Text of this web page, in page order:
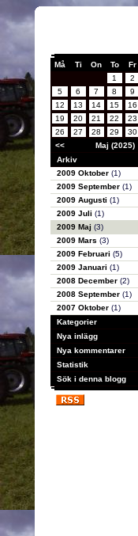
Må Ti On To Fr
1
2
5
6 7 8 9
12
13 14 15 16
19
20 21 22 23
26
27 28 29 30
<<
Maj (2025)
Arkiv
2009 Oktober (1)
2009 September (1)
2009 Augusti (1)
2009 Juli (1)
2009 Maj (3)
2009 Mars (3)
2009 Februari (5)
2009 Januari (1)
2008 December (2)
2008 September (1)
2007 Oktober (1)
Kategorier
Nya inlägg
Nya kommentarer
Statistik
Sök i denna blogg